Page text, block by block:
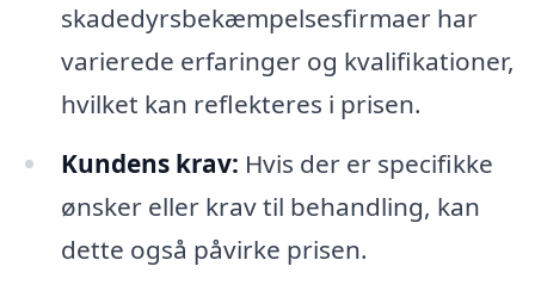
skadedyrsbekæmpelsesfirmaer har
varierede erfaringer og kvalifikationer,
hvilket kan reflekteres i prisen.
Kundens krav: Hvis der er specifikke
ønsker eller krav til behandling, kan
dette også påvirke prisen.